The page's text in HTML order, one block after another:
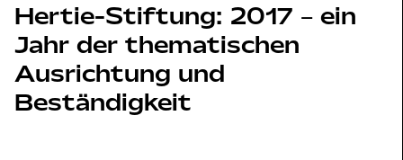
Hertie-Stiftung: 2017 – ein
Jahr der thematischen
Ausrichtung und
Beständigkeit